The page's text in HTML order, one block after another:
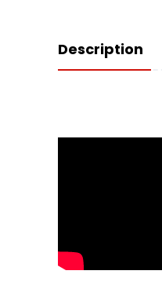
Description